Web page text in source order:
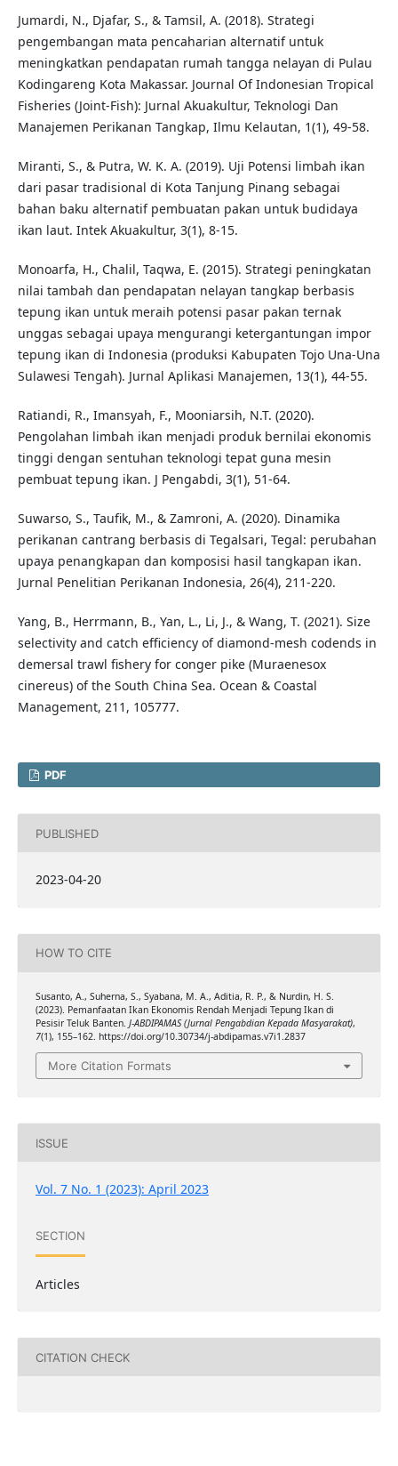
Jumardi, N., Djafar, S., & Tamsil, A. (2018). Strategi
pengembangan mata pencaharian alternatif untuk
meningkatkan pendapatan rumah tangga nelayan di Pulau
Kodingareng Kota Makassar. Journal Of Indonesian Tropical
Fisheries (Joint-Fish): Jurnal Akuakultur, Teknologi Dan
Manajemen Perikanan Tangkap, Ilmu Kelautan, 1(1), 49-58.
Miranti, S., & Putra, W. K. A. (2019). Uji Potensi limbah ikan
dari pasar tradisional di Kota Tanjung Pinang sebagai
bahan baku alternatif pembuatan pakan untuk budidaya
ikan laut. Intek Akuakultur, 3(1), 8-15.
Monoarfa, H., Chalil, Taqwa, E. (2015). Strategi peningkatan
nilai tambah dan pendapatan nelayan tangkap berbasis
tepung ikan untuk meraih potensi pasar pakan ternak
unggas sebagai upaya mengurangi ketergantungan impor
tepung ikan di Indonesia (produksi Kabupaten Tojo Una-Una
Sulawesi Tengah). Jurnal Aplikasi Manajemen, 13(1), 44-55.
Ratiandi, R., Imansyah, F., Mooniarsih, N.T. (2020).
Pengolahan limbah ikan menjadi produk bernilai ekonomis
tinggi dengan sentuhan teknologi tepat guna mesin
pembuat tepung ikan. J Pengabdi, 3(1), 51-64.
Suwarso, S., Taufik, M., & Zamroni, A. (2020). Dinamika
perikanan cantrang berbasis di Tegalsari, Tegal: perubahan
upaya penangkapan dan komposisi hasil tangkapan ikan.
Jurnal Penelitian Perikanan Indonesia, 26(4), 211-220.
Yang, B., Herrmann, B., Yan, L., Li, J., & Wang, T. (2021). Size
selectivity and catch efficiency of diamond-mesh codends in
demersal trawl fishery for conger pike (Muraenesox
cinereus) of the South China Sea. Ocean & Coastal
Management, 211, 105777.
PDF
PUBLISHED
2023-04-20
HOW TO CITE
Susanto, A., Suherna, S., Syabana, M. A., Aditia, R. P., & Nurdin, H. S.
(2023). Pemanfaatan Ikan Ekonomis Rendah Menjadi Tepung Ikan di
Pesisir Teluk Banten. J-ABDIPAMAS (Jurnal Pengabdian Kepada Masyarakat),
7(1), 155–162. https://doi.org/10.30734/j-abdipamas.v7i1.2837
More Citation Formats
ISSUE
Vol. 7 No. 1 (2023): April 2023
SECTION
Articles
CITATION CHECK